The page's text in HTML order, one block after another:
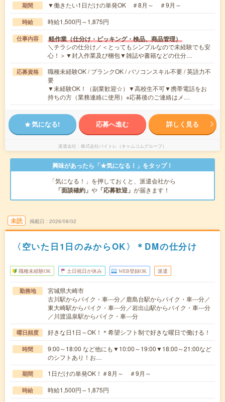
期間 ▼働きたい1日だけの単発OK ＃8月～ ＃9月～
時給 時給1,500円～1,875円
仕事内容 軽作業（仕分け・ピッキング・検品、商品管理）
＼チラシの仕分け／＜とってもシンプルなので未経験でも安
心！＞▼封入作業及び梱包▼雑誌や書籍などの仕分…
応募資格
職種未経験OK / ブランクOK / パソコンスキル不要 / 英語力不
要
▼未経験OK！（副業歓迎☆）▼高校生不可▼携帯電話をお
持ちの方（業務連絡に使用）※応募後のご連絡はメ…
気になる! 応募へ進む 詳しく見る
派遣会社 株式会社バイトレ（キャムコムグループ）
興味があったら「★気になる！」をタップ！
「気になる！」を押しておくと、派遣会社から
「面談確約」 や 「応募歓迎」 が届きます！
未読 掲載日 2026/08/02
〈空いた日1日のみからOK〉＊DMの仕分け
職種未経験OK 土日祝日が休み WEB登録OK 派遣
勤務地
宮城県大崎市
古川駅からバイク・車---分／鹿島台駅からバイク・車---分／
東大崎駅からバイク・車---分／岩出山駅からバイク・車---分
／川渡温泉駅からバイク・車---分
曜日頻度 好きな日1日～OK！＊希望シフト制で好きな曜日で働ける！
時間
9:00～18:00 など他にも▼10:00～19:00▼18:00～21:00など
のシフトあり！お…
期間 1日だけの単発OK！＃8月～ ＃9月～
時給 時給1,500円～1,875円